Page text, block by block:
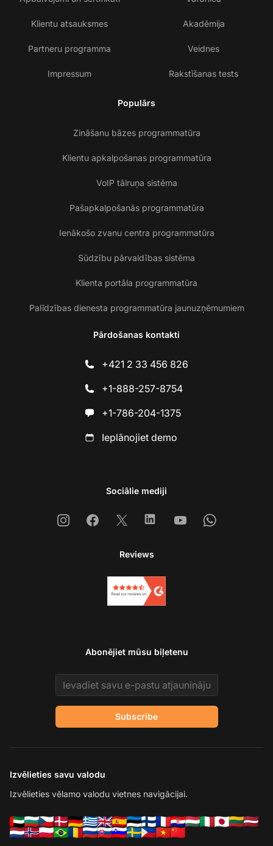
Klientu atsauksmes
Partneru programma
Impressum
Akadēmija
Veidnes
Rakstīšanas tests
Populārs
Zināšanu bāzes programmatūra
Klientu apkalpošanas programmatūra
VoIP tālruņa sistēma
Pašapkalpošanās programmatūra
Ienākošo zvanu centra programmatūra
Sūdzību pārvaldības sistēma
Klienta portāla programmatūra
Palīdzības dienesta programmatūra jaunuzņēmumiem
Pārdošanas kontakti
+421 2 33 456 826
+1-888-257-8754
+1-786-204-1375
Ieplānojiet demo
Sociālie mediji
InstagramFacebook
X LinkedinYoutubeWhatsapp
Reviews
Abonējiet mūsu biļetenu
Email address
Subscribe
Izvēlieties savu valodu
Izvēlieties vēlamo valodu vietnes navigācijai.